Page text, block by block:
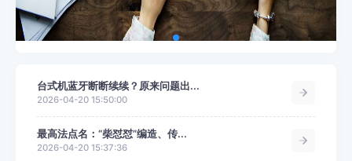
台式机蓝牙断断续续？原来问题出...
2026-04-20 15:50:00
最高法点名：“柴怼怼”编造、传...
2026-04-20 15:37:36